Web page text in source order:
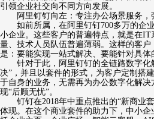
引领企业社交向不同方向发展。
阿里钉钉向左：专注办公场景服务，
如前所属，在阿里钉钉700多万的企
小企业。这些客户的普遍特点，就是在
量、技术人员队伍普遍薄弱。这样的客
是：要能实现一站式解决、要能针对具体
针对于此，阿里钉钉的全链路数字化
决”，并且以套件的形式，为客户定制搭
于自身的业务，无需再为办公数字化解
现“后顾无忧”。
钉钉在2018年中重点推出的“新商业套
体现。在这个商业套件的助力下，中小